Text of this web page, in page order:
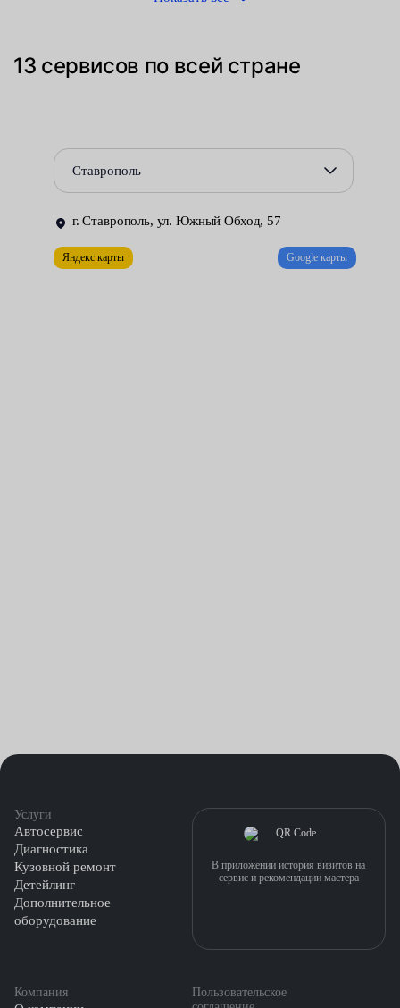
естественной выработки ресурса.
Во всех случаях для выполнения работ по её демонтажу
элемент. Только после этого появится возможность ослабить
резьбовые крепления, снять вышедшую из строя деталь и
13 сервисов по всей стране
Ставрополь
г. Ставрополь, ул. Южный Обход, 57
Яндекс карты Google карты
Услуги
Автосервис
Диагностика
Кузовной ремонт
Детейлинг
Дополнительное
оборудование
Компания
Пользовательское
В приложении история визитов на
сервис и рекомендации мастера